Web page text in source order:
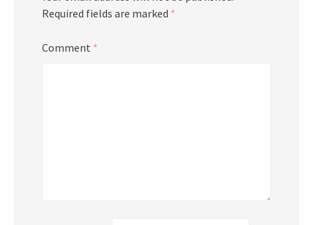
Required fields are marked *
Comment *